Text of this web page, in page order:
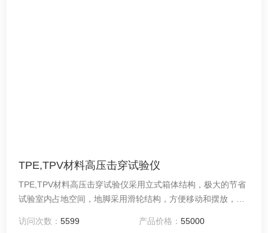
TPE,TPV材料高压击穿试验仪
TPE,TPV材料高压击穿试验仪采用立式箱体结构，极大的节省
试验室内占地空间，地脚采用滑轮结构，方便移动和摆放，避
占地空间大，移动不方便等缺点。
访问次数：5599 产品价格： 55000